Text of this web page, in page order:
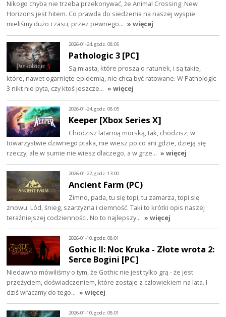
Nikogo chyba nie trzeba przekonywać, że Animal Crossing: New
Horizons jest hitem. Co prawda do siedzenia na naszej wyspie
mieliśmy dużo czasu, przez pewnego… » więcej
2026-01-24, godz. 08:05
Pathologic 3 [PC]
Są miasta, które proszą o ratunek, i są takie,
które, nawet ogarnięte epidemią, nie chcą być ratowane. W Pathologic
3 nikt nie pyta, czy ktoś jeszcze… » więcej
2026-01-24, godz. 08:05
Keeper [Xbox Series X]
Chodzisz latarnią morską, tak, chodzisz, w
towarzystwie dziwnego ptaka, nie wiesz po co ani gdzie, dzieją się
rzeczy, ale w sumie nie wiesz dlaczego, a w grze… » więcej
2026-01-22, godz. 13:00
Ancient Farm (PC)
Zimno, pada, tu się topi, tu zamarza, topi się
znowu. Lód, śnieg, szarzyzna i ciemność. Taki to krótki opis naszej
teraźniejszej codzienności. No to najlepszy… » więcej
2026-01-10, godz. 08:01
Gothic II: Noc Kruka - Złote wrota 2:
Serce Bogini [PC]
Niedawno mówiliśmy o tym, że Gothic nie jest tylko grą - że jest
przeżyciem, doświadczeniem, które zostaje z człowiekiem na lata. I
dziś wracamy do tego… » więcej
2026-01-10, godz. 08:01